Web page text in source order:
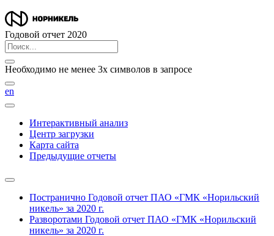
Годовой отчет 2020
Необходимо не менее 3х символов в запросе
en
Интерактивный анализ
Центр загрузки
Карта сайта
Предыдущие отчеты
Постранично Годовой отчет ПАО «ГМК «Норильский
никель» за 2020 г.
Разворотами Годовой отчет ПАО «ГМК «Норильский
никель» за 2020 г.